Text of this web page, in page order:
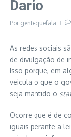
Dario
Por gentequefala
As redes sociais
de divulgação de
isso porque, em
veicula o que o
seja mantido o
Ocorre que é de
iguais perante a